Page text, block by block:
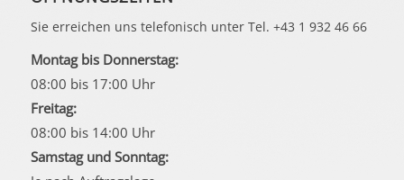
Sie erreichen uns telefonisch unter Tel. +43 1 932 46 66
Montag bis Donnerstag:
08:00 bis 17:00 Uhr
Freitag:
08:00 bis 14:00 Uhr
Samstag und Sonntag: